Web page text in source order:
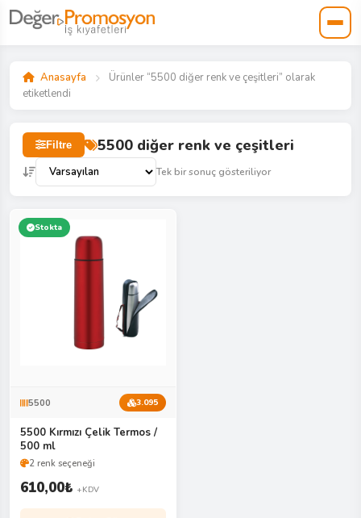
Anasayfa
Ürünler “5500 diğer renk ve çeşitleri” olarak
etiketlendi
Filtre 5500 diğer renk ve çeşitleri
Tek bir sonuç gösteriliyor
Stokta
5500 3.095
5500 Kırmızı Çelik Termos /
500 ml
2 renk seçeneği
610,00₺ +KDV